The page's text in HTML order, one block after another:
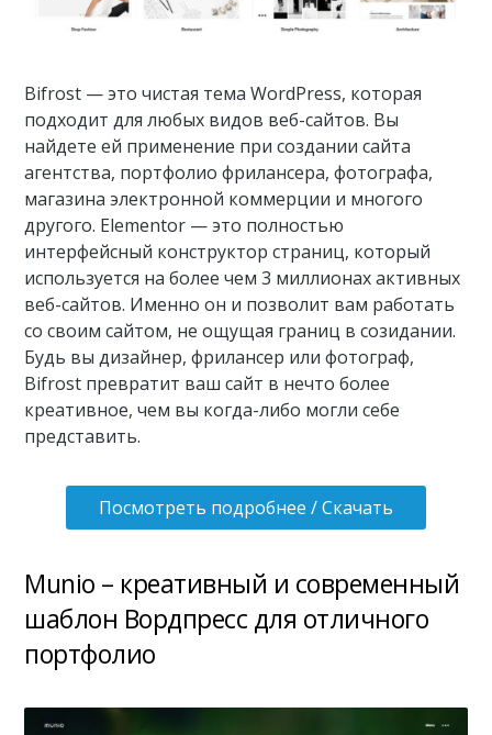
Bifrost — это чистая тема WordPress, которая
подходит для любых видов веб-сайтов. Вы
найдете ей применение при создании сайта
агентства, портфолио фрилансера, фотографа,
магазина электронной коммерции и многого
другого. Elementor — это полностью
интерфейсный конструктор страниц, который
используется на более чем 3 миллионах активных
веб-сайтов. Именно он и позволит вам работать
со своим сайтом, не ощущая границ в созидании.
Будь вы дизайнер, фрилансер или фотограф,
Bifrost превратит ваш сайт в нечто более
креативное, чем вы когда-либо могли себе
представить.
Посмотреть подробнее / Скачать
Munio – креативный и современный
шаблон Вордпресс для отличного
портфолио